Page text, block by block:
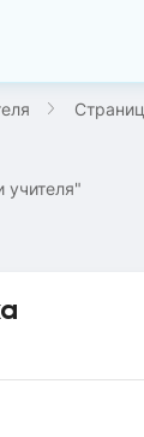
учителя"